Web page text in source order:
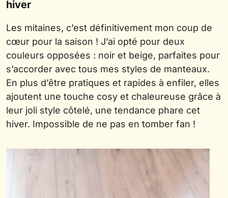
hiver
Les mitaines, c’est définitivement mon coup de
cœur pour la saison ! J’ai opté pour deux
couleurs opposées : noir et beige, parfaites pour
s’accorder avec tous mes styles de manteaux.
En plus d’être pratiques et rapides à enfiler, elles
ajoutent une touche cosy et chaleureuse grâce à
leur joli style côtelé, une tendance phare cet
hiver. Impossible de ne pas en tomber fan !